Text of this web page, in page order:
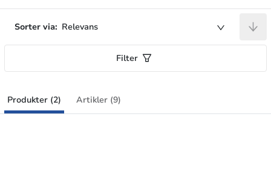
Sorter via: Relevans
Filter
Produkter (2) Artikler (9)